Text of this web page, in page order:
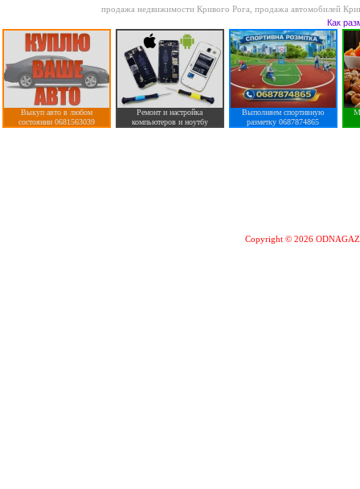
продажа недвижимости Кривого Рога продажа автомобилей
Как
Выкуп авто в любом
состоянии 0681563039
Ремонт и настройка
компьютеров и ноутбу
Выполняем спортивную
разметку 0687874865
Copyright © 2026